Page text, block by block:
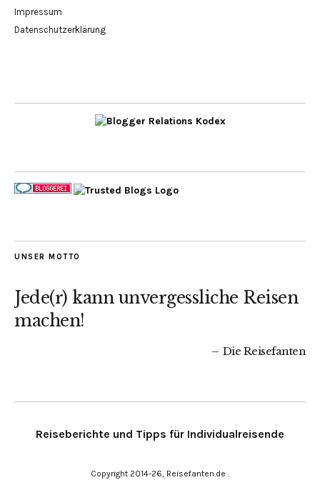
Impressum
Datenschutzerklärung
UNSER MOTTO
Jede(r) kann unvergessliche Reisen
machen!
Die Reisefanten
Reiseberichte und Tipps für Individualreisende
Copyright 2014-26, Reisefanten.de